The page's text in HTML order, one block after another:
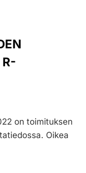
R-
on toimituksen
Oikea